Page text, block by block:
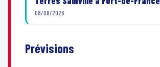
08/08/2026
Prévisions